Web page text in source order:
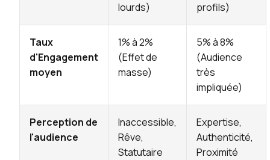
lourds)
profils)
Taux
d'Engagement
moyen
1% à 2%
(Effet de
masse)
5% à 8%
(Audience
très
impliquée)
Perception de
l'audience
Inaccessible,
Rêve,
Statutaire
Expertise,
Authenticité,
Proximité